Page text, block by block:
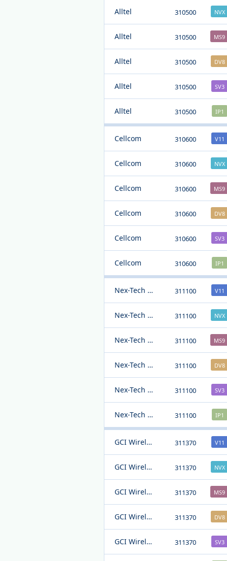
Alltel 310500 NVX
Alltel 310500 MS9
Alltel 310500 DV8
Alltel 310500 SV3
Alltel 310500 IP1
Cellcom 310600 V11
Cellcom 310600 NVX
Cellcom 310600 MS9
Cellcom 310600 DV8
Cellcom 310600 SV3
Cellcom 310600 IP1
Nex-Tech Wireless 311100 V11
Nex-Tech Wireless 311100 NVX
Nex-Tech Wireless 311100 MS9
Nex-Tech Wireless 311100 DV8
Nex-Tech Wireless 311100 SV3
Nex-Tech Wireless 311100 IP1
GCI Wireless 311370 V11
GCI Wireless 311370 NVX
GCI Wireless 311370 MS9
GCI Wireless 311370 DV8
GCI Wireless 311370 SV3